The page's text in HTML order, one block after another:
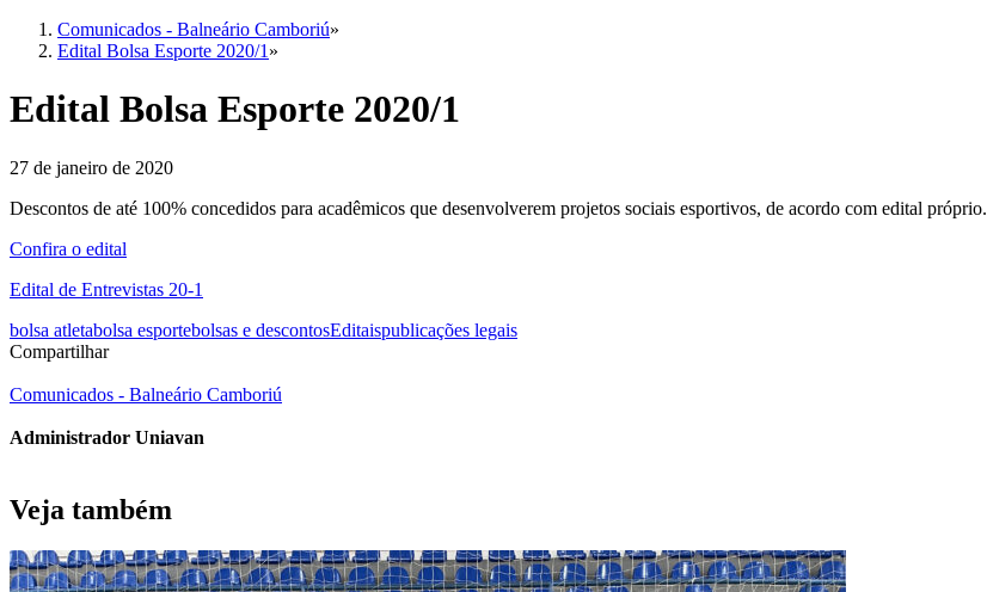
Comunicados - Balneário Camboriú»
Edital Bolsa Esporte 2020/1 »
Edital Bolsa Esporte 2020/1
27 de janeiro de 2020
Descontos de até 100% concedidos para acadêmicos que desenvolverem projetos sociais esportivos, de acordo com edital próprio.
Confira o edital
Edital de Entrevistas 20-1
bolsa atletabolsa esportebolsas e descontosEditaispublicações legais
Compartilhar
Comunicados - Balneário Camboriú
Administrador Uniavan
Veja também